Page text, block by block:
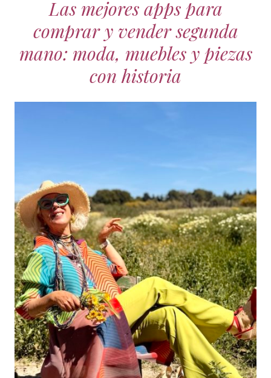
Las mejores apps para
comprar y vender segunda
mano: moda, muebles y piezas
con historia